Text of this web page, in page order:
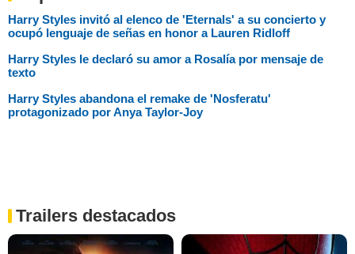
Harry Styles invitó al elenco de 'Eternals' a su concierto y
ocupó lenguaje de señas en honor a Lauren Ridloff
Harry Styles le declaró su amor a Rosalía por mensaje de
texto
Harry Styles abandona el remake de 'Nosferatu'
protagonizado por Anya Taylor-Joy
Trailers destacados